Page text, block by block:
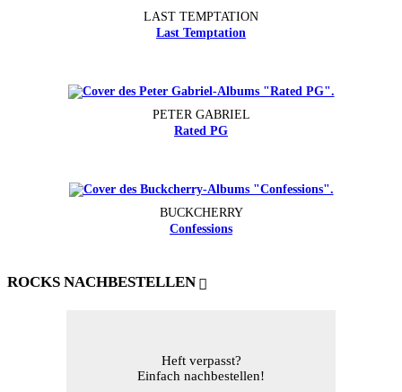
LAST TEMPTATION
Last Temptation
PETER GABRIEL
Rated PG
BUCKCHERRY
Confessions
ROCKS NACHBESTELLEN
Heft verpasst?
Einfach nachbestellen!